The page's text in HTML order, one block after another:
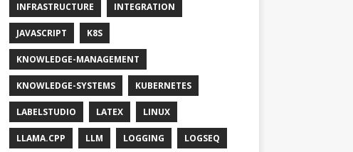
INFRASTRUCTURE INTEGRATION
JAVASCRIPT K8S
KNOWLEDGE-MANAGEMENT
KNOWLEDGE-SYSTEMS KUBERNETES
LABELSTUDIO LATEX LINUX
LLAMA.CPP LLM LOGGING LOGSEQ